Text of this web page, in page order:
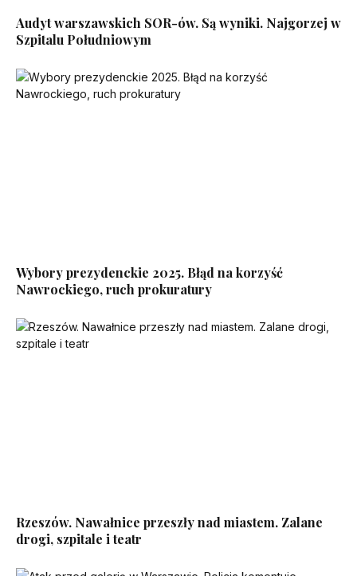
Audyt warszawskich SOR-ów. Są wyniki. Najgorzej w
Szpitalu Południowym
Wybory prezydenckie 2025. Błąd na korzyść
Nawrockiego, ruch prokuratury
Rzeszów. Nawałnice przeszły nad miastem. Zalane
drogi, szpitale i teatr